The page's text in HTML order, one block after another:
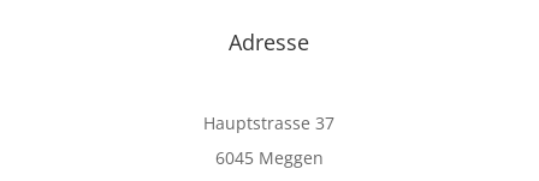
Adresse
Hauptstrasse 37
6045 Meggen